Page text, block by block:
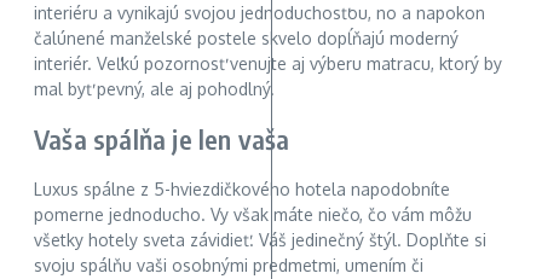
interiéru a vynikajú svojou jednoduchosťou, no a napokon
čalúnené manželské postele skvelo dopĺňajú moderný
interiér. Veľkú pozornosť venujte aj výberu matracu, ktorý by
mal byť pevný, ale aj pohodlný.
Vaša spálňa je len vaša
Luxus spálne z 5-hviezdičkového hotela napodobníte
pomerne jednoducho. Vy však máte niečo, čo vám môžu
všetky hotely sveta závidieť. Váš jedinečný štýl. Doplňte si
svoju spálňu vaši osobnými predmetmi, umením či